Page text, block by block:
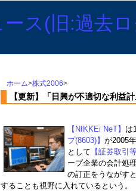
ホーム>株式2006>
【更新】「日興が不適切な利益
【NIKKEi NeT】 は
プ(8603)】 が2005
として 【証券取引
ープ企業の会計処
の訂正をうながす
することも視野に入れているという。